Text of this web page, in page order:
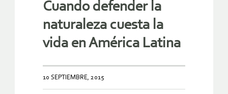
Cuando defender la
naturaleza cuesta la
vida en América Latina
10 SEPTIEMBRE, 2015